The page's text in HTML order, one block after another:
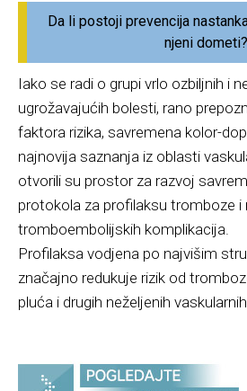
Da li postoji prevencija
njeni dometi?
Iako se radi o grupi vrlo ozbiljnih i
ugrožavajućih bolesti, rano
faktora rizika, savremena kolor-
najnovija saznanja iz oblasti
otvorili su prostor za razvoj
protokola za profilaksu tromboze i
tromboembolijskih komplikacija.
Profilaksa vodjena po najvišim
značajno redukuje rizik od
pluća i drugih neželjenih